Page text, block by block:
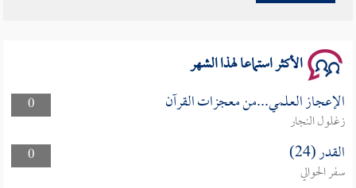
الأكثر استماعا لهذا الشهر
0 الإعجاز العلمي...من معجزات القرآن
زغلول النجار
0
القدر (24)
سفر الحوالي